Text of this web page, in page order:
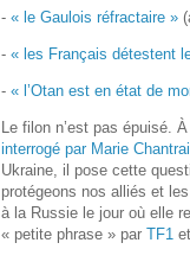
- « le Gaulois réfractaire »
- « les Français détestent
- « l’Otan est en état de
Le filon n’est pas épuisé.
interrogé par Marie
Ukraine, il pose cette
protégeons nos alliés et
à la Russie le jour où elle
« petite phrase » par TF1 et